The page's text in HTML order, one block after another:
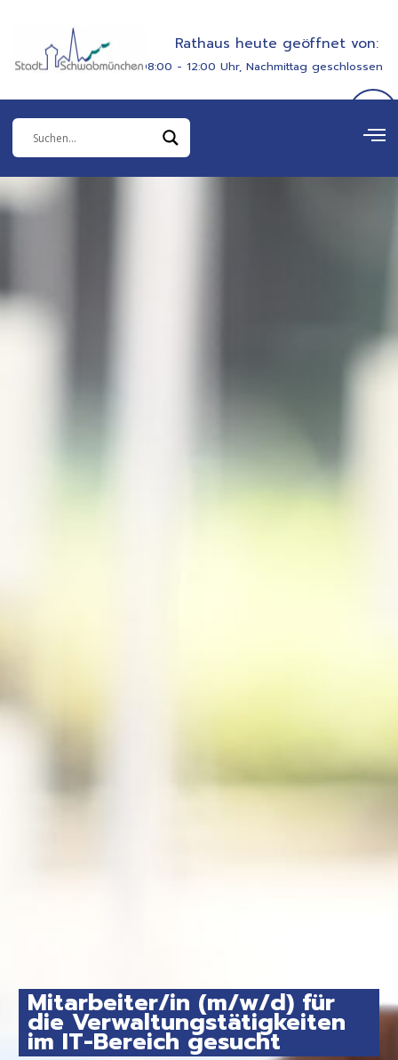
springen
Rathaus heute geöffnet von:
08:00 - 12:00 Uhr, Nachmittag geschlossen
Mitarbeiter/in (m/w/d) für
die Verwaltungstätigkeiten
im IT-Bereich gesucht